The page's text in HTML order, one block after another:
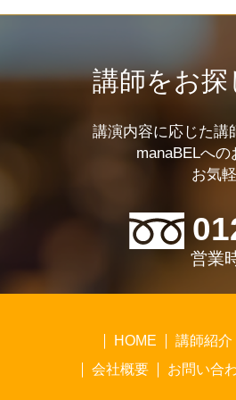
講師をお
講演内容に応じた講
manaBELへの
お気
営業
HOME 講師紹介
会社概要
お問い合